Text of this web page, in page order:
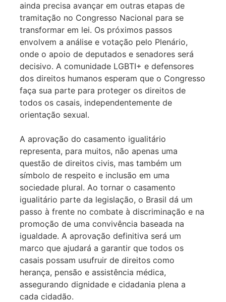
ainda precisa avançar em outras etapas de
tramitação no Congresso Nacional para se
transformar em lei. Os próximos passos
envolvem a análise e votação pelo Plenário,
onde o apoio de deputados e senadores será
decisivo. A comunidade LGBTI+ e defensores
dos direitos humanos esperam que o Congresso
faça sua parte para proteger os direitos de
todos os casais, independentemente de
orientação sexual.
A aprovação do casamento igualitário
representa, para muitos, não apenas uma
questão de direitos civis, mas também um
símbolo de respeito e inclusão em uma
sociedade plural. Ao tornar o casamento
igualitário parte da legislação, o Brasil dá um
passo à frente no combate à discriminação e na
promoção de uma convivência baseada na
igualdade. A aprovação definitiva será um
marco que ajudará a garantir que todos os
casais possam usufruir de direitos como
herança, pensão e assistência médica,
assegurando dignidade e cidadania plena a
cada cidadão.